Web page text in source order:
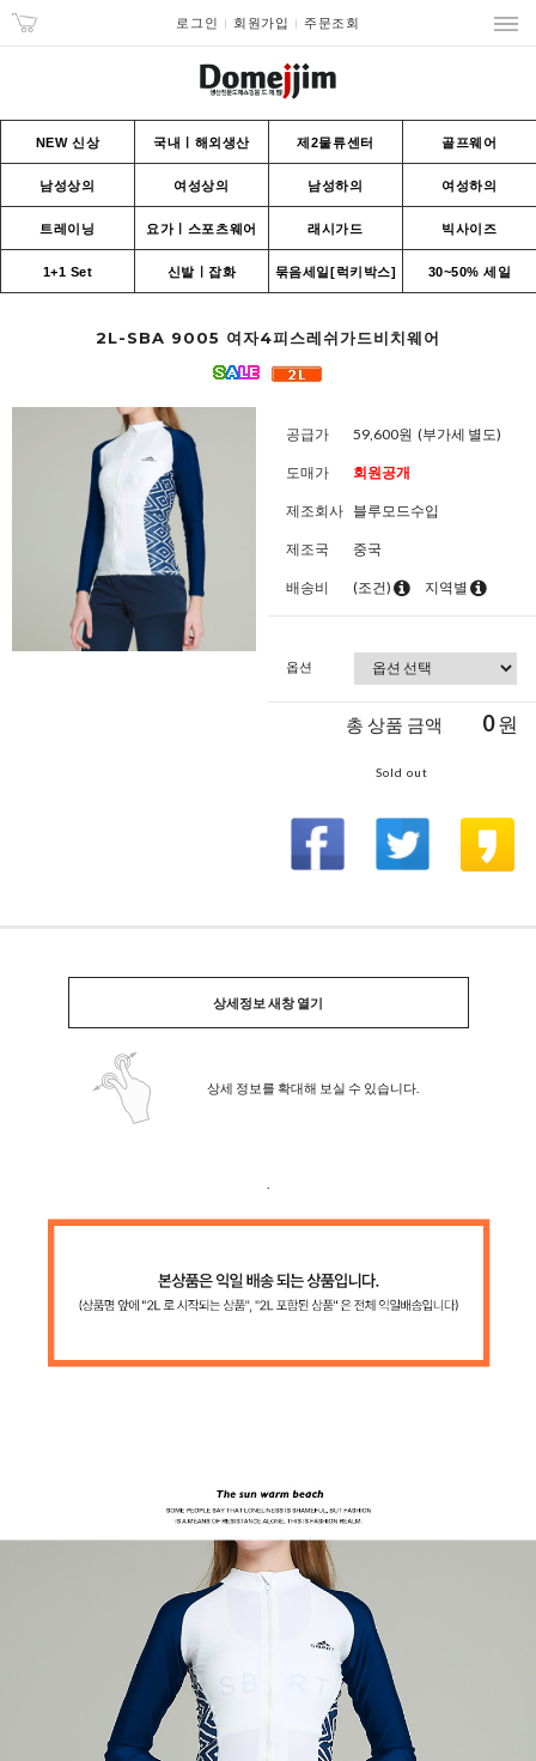
로그인 회원가입 주문조회
NEW 신상 국내ㅣ해외생산 제2물류센터 골프웨어
남성상의 여성상의 남성하의 여성하의
트레이닝 요가ㅣ스포츠웨어 래시가드 빅사이즈
1+1 Set 신발ㅣ잡화 묶음세일[럭키박스] 30~50% 세일
2L-SBA 9005 여자4피스레쉬가드비치웨어
공급가 59,600원 (부가세 별도)
도매가 회원공개
제조회사 블루모드수입
제조국 중국
배송비 (조건) 지역별
옵션
총 상품 금액 0원
Sold out
상세정보 새창 열기
상세 정보를 확대해 보실 수 있습니다.